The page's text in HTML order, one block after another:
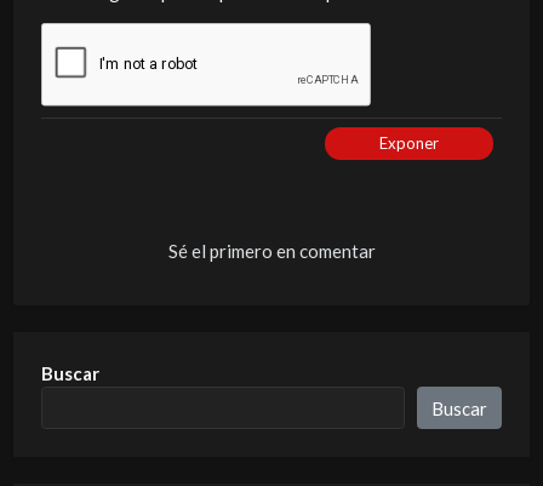
Exponer
Sé el primero en comentar
Buscar
Buscar